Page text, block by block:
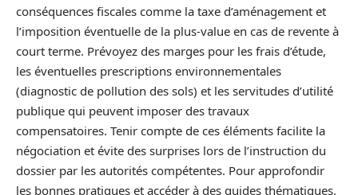
conséquences fiscales comme la taxe d’aménagement et
l’imposition éventuelle de la plus-value en cas de revente à
court terme. Prévoyez des marges pour les frais d’étude,
les éventuelles prescriptions environnementales
(diagnostic de pollution des sols) et les servitudes d’utilité
publique qui peuvent imposer des travaux
compensatoires. Tenir compte de ces éléments facilite la
négociation et évite des surprises lors de l’instruction du
dossier par les autorités compétentes. Pour approfondir
les bonnes pratiques et accéder à des guides thématiques,